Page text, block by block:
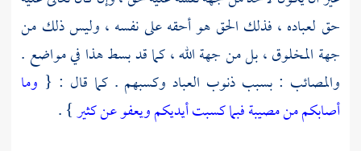
حق لعباده ، فذلك الحق هو أحقه على نفسه ، وليس ذلك من
جهة المخلوق ، بل من جهة الله ، كما قد بسط هذا في مواضع .
والمصائب : بسبب ذنوب العباد وكسبهم . كما قال : { وما
أصابكم من مصيبة فبما كسبت أيديكم ويعفو عن كثير} .